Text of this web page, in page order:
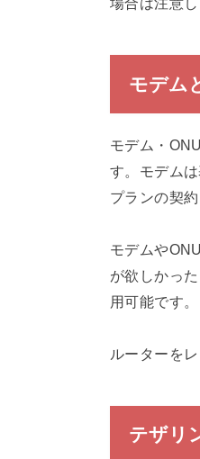
モデム
モデム・
す。モデム
プランの契
モデムや
が欲しかっ
用可能です。
ルーターを
テザリ